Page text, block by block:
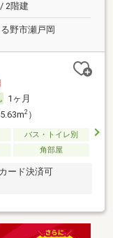
2階建
野市瀬戸岡
1ヶ月
2）
バス・トイレ別
角部屋
ード決済可